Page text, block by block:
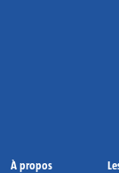
Accueil
À propos